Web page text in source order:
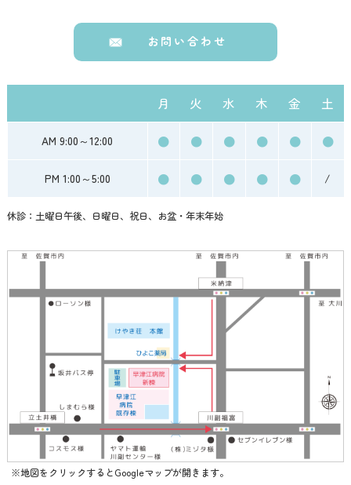
お問い合わせ
月 火 水 木 金 土
AM 9:00～12:00 ● ● ● ● ● ●
PM 1:00～5:00 ● ● ● ● ● /
休診：土曜日午後、日曜日、祝日、お盆・年末年始
※地図をクリックするとGoogleマップが開きます。